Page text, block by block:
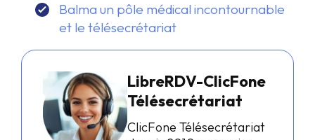
Balma un pôle médical incontournable
et le télésecrétariat
LibreRDV-ClicFone
Télésecrétariat
ClicFone Télésecrétariat